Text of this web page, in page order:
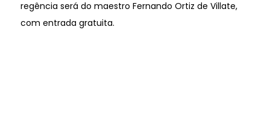
regência será do maestro Fernando Ortiz de Villate,
com entrada gratuita.